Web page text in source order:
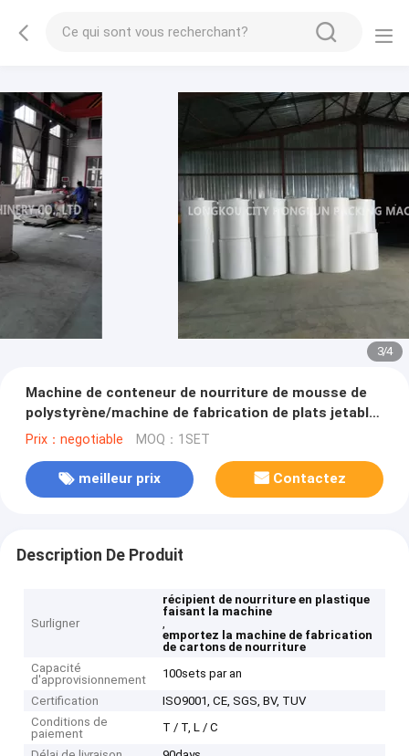
3/4
Machine de conteneur de nourriture de mousse de
polystyrène/machine de fabrication de plats jetable
de Thermocol
Prix：negotiable MOQ：1SET
meilleur prix Contactez
Description De Produit
Surligner
récipient de nourriture en plastique
faisant la machine
,
emportez la machine de fabrication
de cartons de nourriture
Capacité
d'approvisionnement
100sets par an
Certification
ISO9001, CE, SGS, BV, TUV
Conditions de
paiement
T / T, L / C